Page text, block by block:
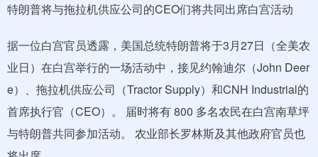
特朗普将与拖拉机供应公司的CEO们将共同出席白宫活动
据一位白宫官员透露，美国总统特朗普将于3月27日（全美农
业日）在白宫举行的一场活动中，接见约翰迪尔（John Deer
e）、拖拉机供应公司（Tractor Supply）和CNH Industrial的
首席执行官（CEO）。 届时将有 800 多名农民在白宫南草坪
与特朗普共同参加活动。 农业部长罗林斯及其他政府官员也